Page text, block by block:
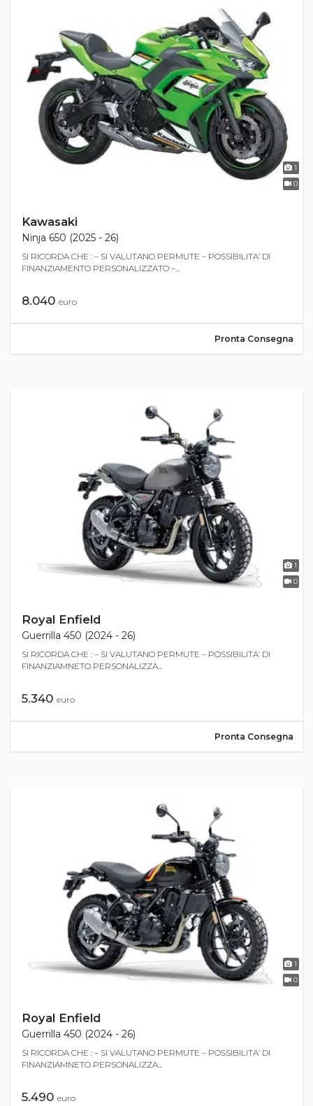
1
0
Kawasaki
Ninja 650 (2025 - 26)
SI RICORDA CHE : – SI VALUTANO PERMUTE – POSSIBILITA’ DI
FINANZIAMENTO PERSONALIZZATO –...
8.040 euro
Pronta Consegna
1
0
Royal Enfield
Guerrilla 450 (2024 - 26)
SI RICORDA CHE : – SI VALUTANO PERMUTE – POSSIBILITA’ DI
FINANZIAMNETO PERSONALIZZA...
5.340 euro
Pronta Consegna
1
0
Royal Enfield
Guerrilla 450 (2024 - 26)
SI RICORDA CHE : – SI VALUTANO PERMUTE – POSSIBILITA’ DI
FINANZIAMNETO PERSONALIZZA...
5.490 euro